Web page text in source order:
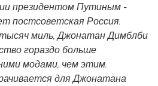
президентом Путиным -
постсоветская Россия.
миль, Джонатан Димблби
гораздо больше
модами, чем этим.
для Джонатана